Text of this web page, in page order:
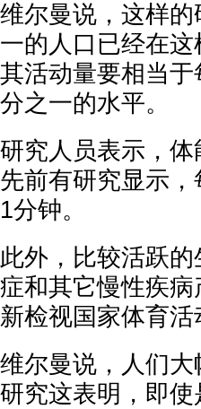
维尔曼说，这样
一的人口已经在
其活动量要相当
分之一的水平。
研究人员表示，
先前有研究显示
1分钟。
此外，比较活跃
症和其它慢性疾
新检视国家体育活
维尔曼说，人们
研究这表明，即